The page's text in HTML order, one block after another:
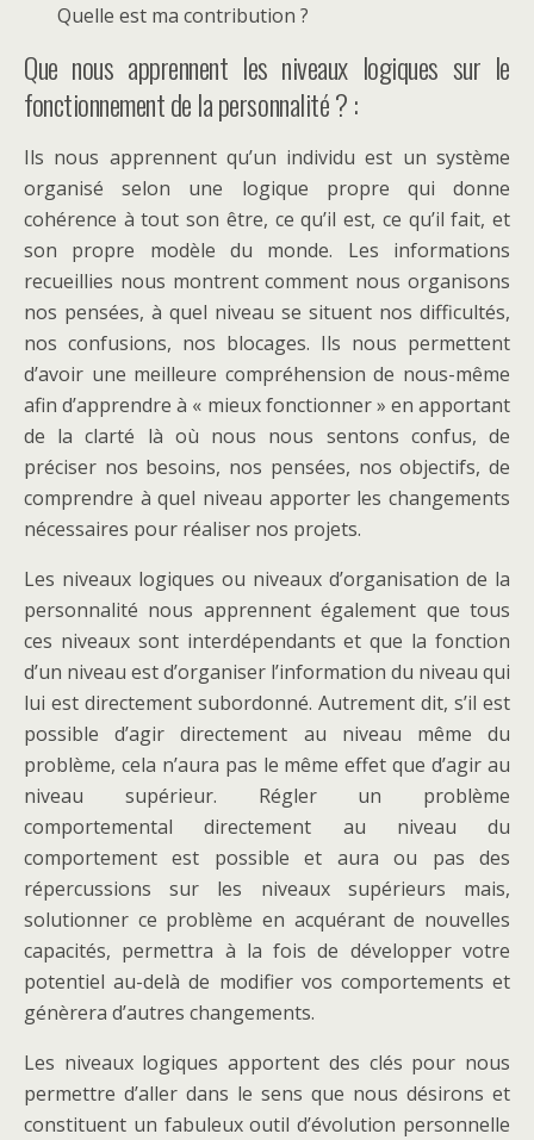
Quelle est ma contribution ?
Que nous apprennent les niveaux logiques sur le
fonctionnement de la personnalité ? :
Ils nous apprennent qu’un individu est un système
organisé selon une logique propre qui donne
cohérence à tout son être, ce qu’il est, ce qu’il fait, et
son propre modèle du monde. Les informations
recueillies nous montrent comment nous organisons
nos pensées, à quel niveau se situent nos difficultés,
nos confusions, nos blocages. Ils nous permettent
d’avoir une meilleure compréhension de nous-même
afin d’apprendre à « mieux fonctionner » en apportant
de la clarté là où nous nous sentons confus, de
préciser nos besoins, nos pensées, nos objectifs, de
comprendre à quel niveau apporter les changements
nécessaires pour réaliser nos projets.
Les niveaux logiques ou niveaux d’organisation de la
personnalité nous apprennent également que tous
ces niveaux sont interdépendants et que la fonction
d’un niveau est d’organiser l’information du niveau qui
lui est directement subordonné. Autrement dit, s’il est
possible d’agir directement au niveau même du
problème, cela n’aura pas le même effet que d’agir au
niveau supérieur. Régler un problème
comportemental directement au niveau du
comportement est possible et aura ou pas des
répercussions sur les niveaux supérieurs mais,
solutionner ce problème en acquérant de nouvelles
capacités, permettra à la fois de développer votre
potentiel au-delà de modifier vos comportements et
génèrera d’autres changements.
Les niveaux logiques apportent des clés pour nous
permettre d’aller dans le sens que nous désirons et
constituent un fabuleux outil d’évolution personnelle